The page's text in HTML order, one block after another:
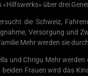
«Hilfswerks» über drei
die Schweiz,
Versorgung und
Mehr werden sie
und Chrigu Mehr werden
Frauen wird das